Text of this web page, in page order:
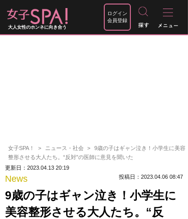
大人女性のホンネに向き合う
ログイン
会員登録
女子SPA！ ニュース・社会
9歳の子はギャン泣き！小学生に美容
整形させる大人たち。“反対”の医師に意見を聞いた
更新日：2023.04.13 20:19
News 投稿日：2023.04.06 08:47
9歳の子はギャン泣き！小学生に
美容整形させる大人たち。“反